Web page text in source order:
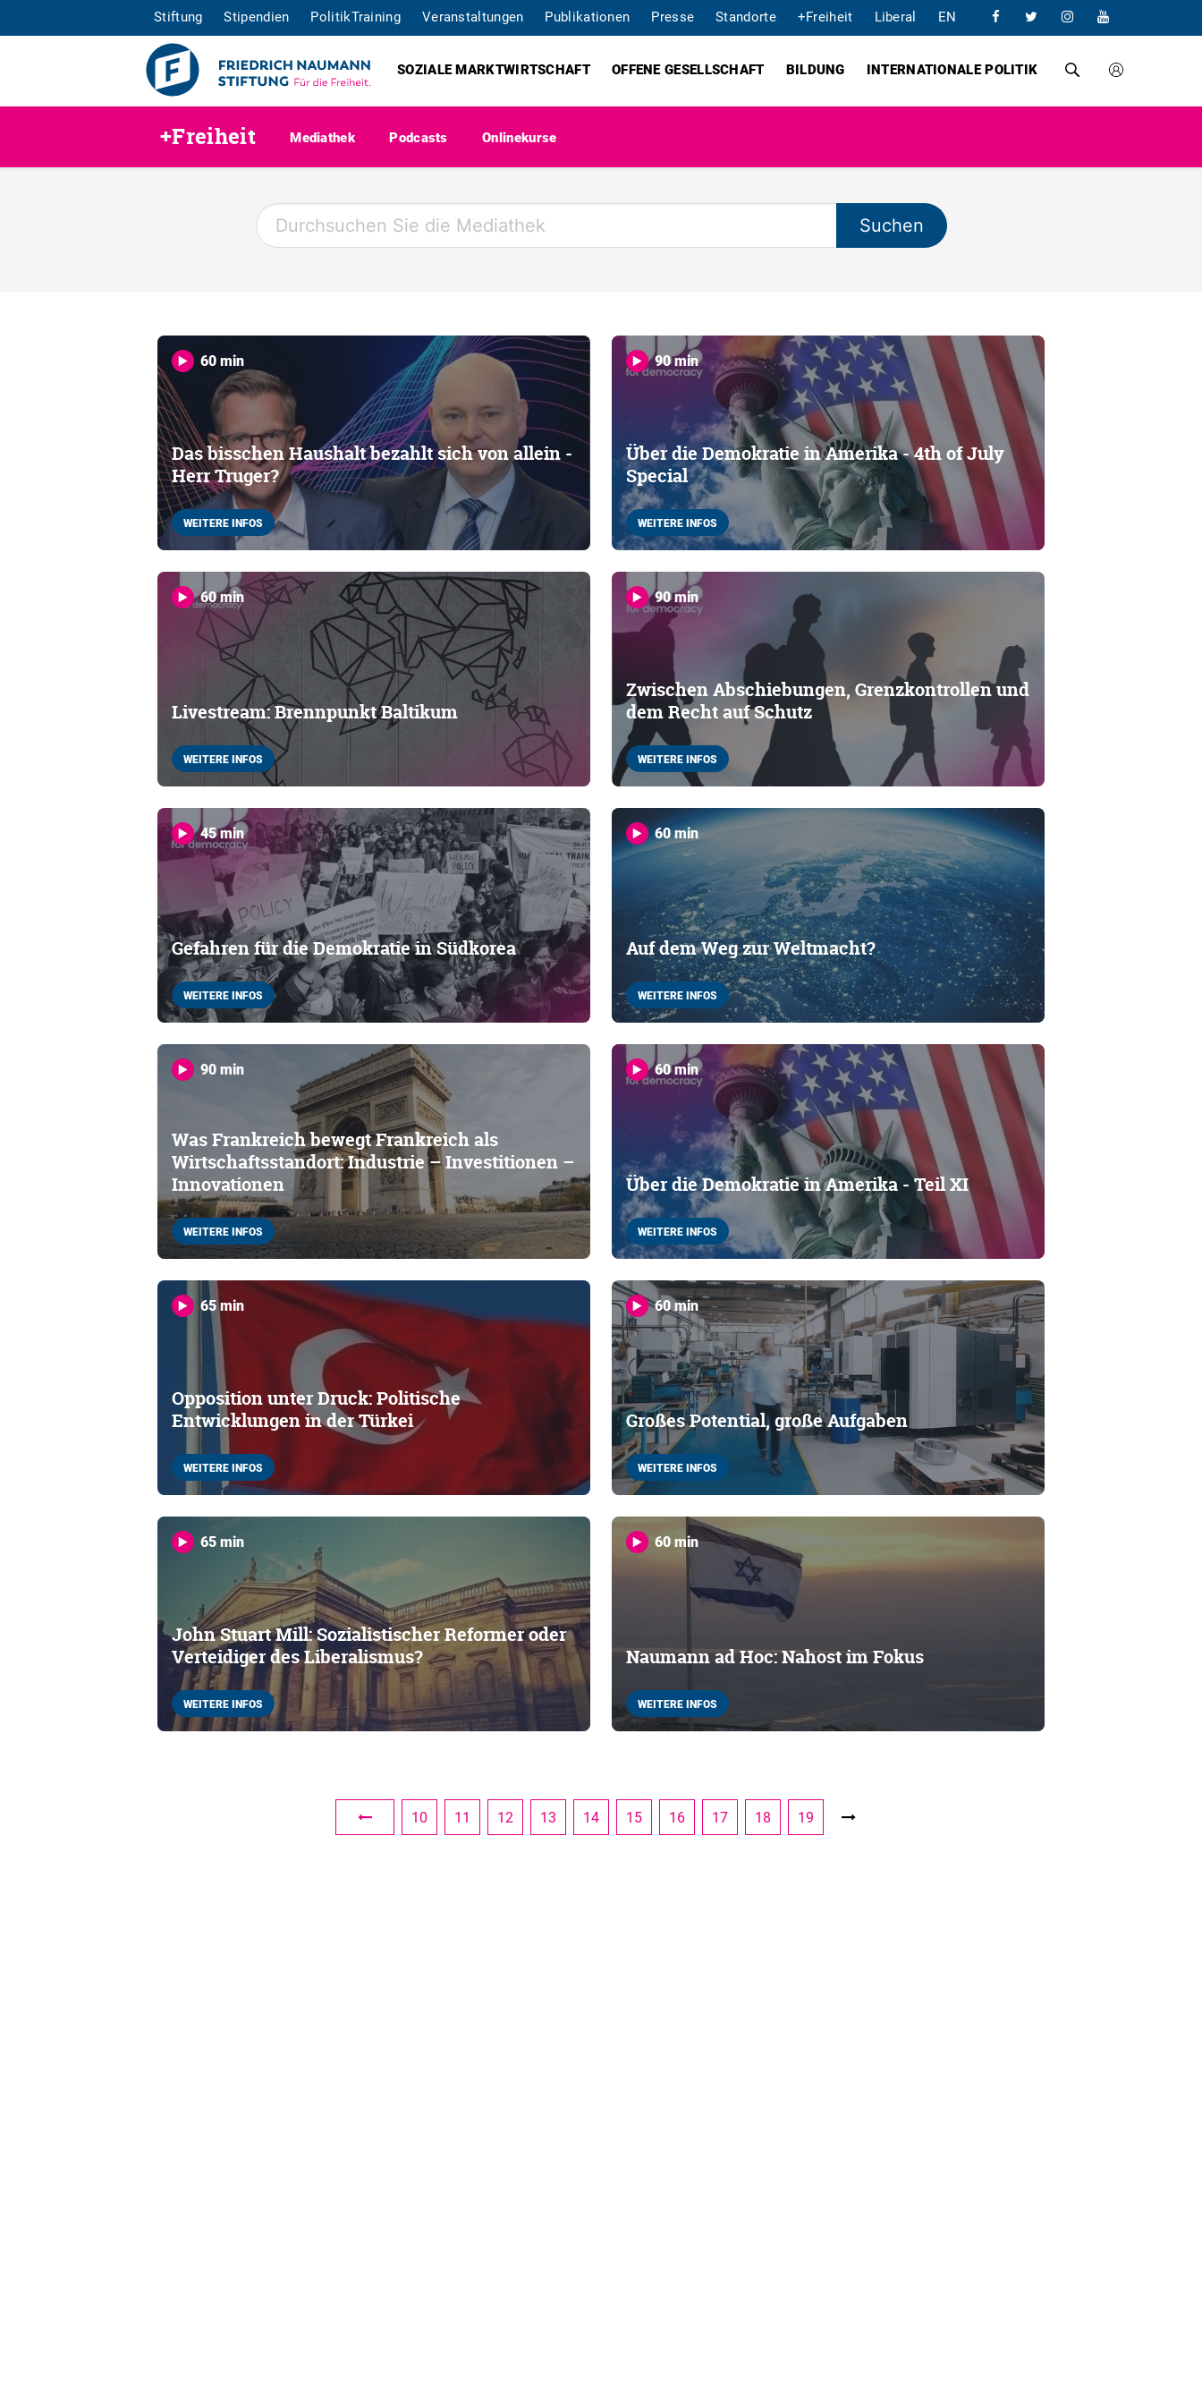
Stiftung Stipendien PolitikTraining Veranstaltungen Publikationen Presse Standorte +Freiheit Liberal EN
SOZIALE MARKTWIRTSCHAFT OFFENE GESELLSCHAFT BILDUNG INTERNATIONALE POLITIK
+Freiheit Mediathek Podcasts Onlinekurse
60 min
Das bisschen Haushalt bezahlt sich von allein -
Herr Truger?
WEITERE INFOS
90 min
Über die Demokratie in Amerika - 4th of July
Special
WEITERE INFOS
60 min
Livestream: Brennpunkt Baltikum
WEITERE INFOS
90 min
Zwischen Abschiebungen, Grenzkontrollen und
dem Recht auf Schutz
WEITERE INFOS
45 min
Gefahren für die Demokratie in Südkorea
WEITERE INFOS
60 min
Auf dem Weg zur Weltmacht?
WEITERE INFOS
90 min
Was Frankreich bewegt Frankreich als
Wirtschaftsstandort: Industrie – Investitionen –
Innovationen
WEITERE INFOS
60 min
Über die Demokratie in Amerika - Teil XI
WEITERE INFOS
65 min
Opposition unter Druck: Politische
Entwicklungen in der Türkei
WEITERE INFOS
60 min
Großes Potential, große Aufgaben
WEITERE INFOS
65 min
John Stuart Mill: Sozialistischer Reformer oder
Verteidiger des Liberalismus?
WEITERE INFOS
60 min
Naumann ad Hoc: Nahost im Fokus
WEITERE INFOS
10 11 12 13 14 15 16 17 18 19